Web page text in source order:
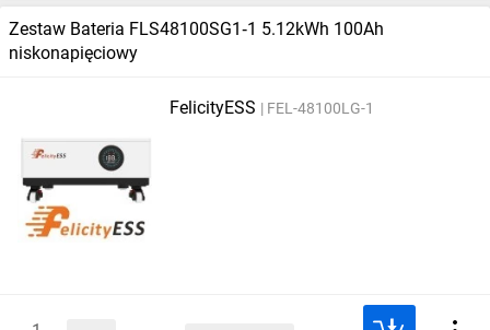
Zestaw Bateria FLS48100SG1‑1 5.12kWh 100Ah
niskonapięciowy
FelicityESS FEL-48100LG-1